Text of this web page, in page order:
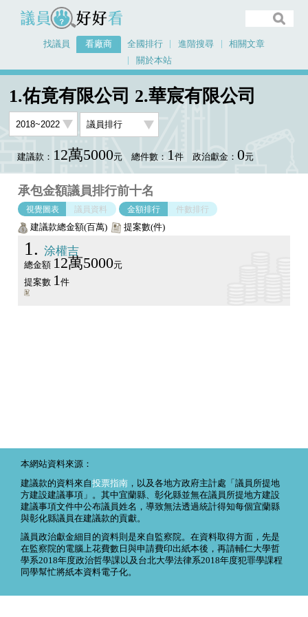
議員好好看
找議員 看廠商 全國排行 進階搜尋
相關文章
關於本站
1.佑竟有限公司 2.華宸有限公司
建議款： 12萬5000元 總件數： 1件 政治獻金： 0元
承包金額議員排行前十名
視覺圖表 議員資料 金額排行 件數排行
建議款總金額(百萬) 提案數(件)
1 涂權吉
總金額 12萬5000元
提案數 1件
本網站資料來源：
建議款的資料來自投票指南 ，以及各地方政府主計處「議員所提地
方建設建議事項」。其中宜蘭縣、彰化縣並無在議員所提地方建設
建議事項文件中公布議員姓名，導致無法透過統計得知每個宜蘭縣
與彰化縣議員在建議款的貢獻。
議員政治獻金細目的資料則是來自監察院。在資料取得方面，先是
在監察院的電腦上花費數日與申請費印出紙本後，再請輔仁大學哲
學系2018年度政治哲學課以及台北大學法律系2018年度犯罪學課程
同學幫忙將紙本資料電子化。